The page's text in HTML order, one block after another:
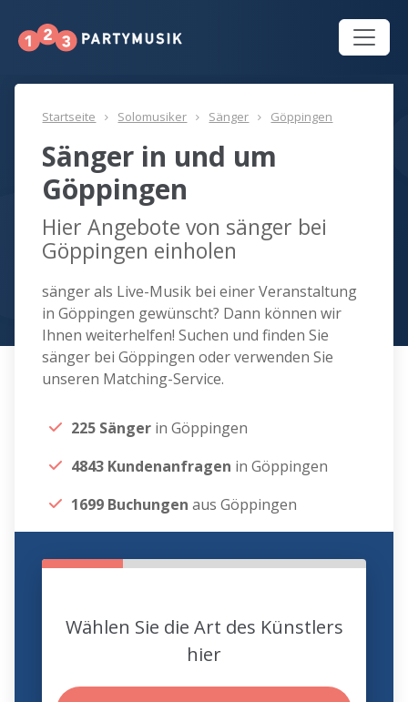
Startseite Solomusiker Sänger Göppingen
Sänger in und um
Göppingen
Hier Angebote von sänger bei
Göppingen einholen
sänger als Live-Musik bei einer Veranstaltung
in Göppingen gewünscht? Dann können wir
Ihnen weiterhelfen! Suchen und finden Sie
sänger bei Göppingen oder verwenden Sie
unseren Matching-Service.
225 Sänger in Göppingen
4843 Kundenanfragen in Göppingen
1699 Buchungen aus Göppingen
Wählen Sie die Art des Künstlers
hier